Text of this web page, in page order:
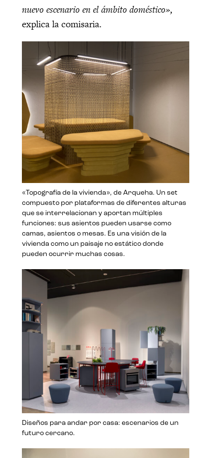
nuevo escenario en el ámbito doméstico»,
explica la comisaria.
«Topografía de la vivienda», de Arqueha. Un set
compuesto por plataformas de diferentes alturas
que se interrelacionan y aportan múltiples
funciones: sus asientos pueden usarse como
camas, asientos o mesas. Es una visión de la
vivienda como un paisaje no estático donde
pueden ocurrir muchas cosas.
Diseños para andar por casa: escenarios de un
futuro cercano.